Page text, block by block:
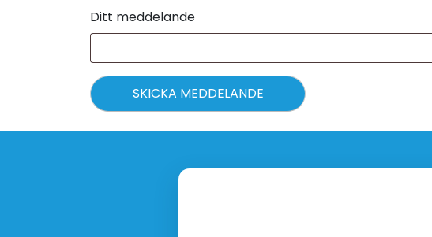
Ditt meddelande
SKICKA MEDDELANDE